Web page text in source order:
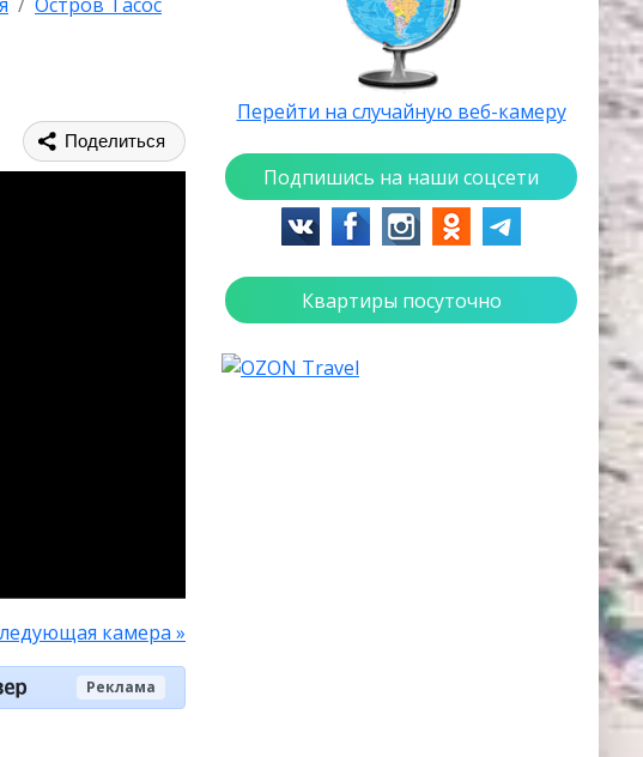
Поделиться
камера »
Реклама
Перейти на случайную веб-камеру
Подпишись на наши соцсети
Квартиры посуточно